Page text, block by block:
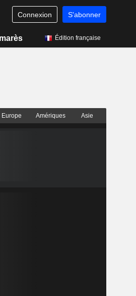
Connexion S'abonner
Édition française
Europe Amériques Asie